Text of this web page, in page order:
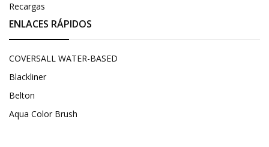
Recargas
ENLACES RÁPIDOS
COVERSALL WATER-BASED
Blackliner
Belton
Aqua Color Brush